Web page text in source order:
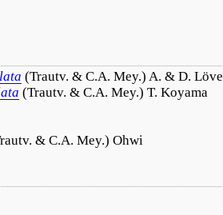
(Trautv. & C.A. Mey.) A. & D. Löve
(Trautv. & C.A. Mey.) T. Koyama
& C.A. Mey.) Ohwi